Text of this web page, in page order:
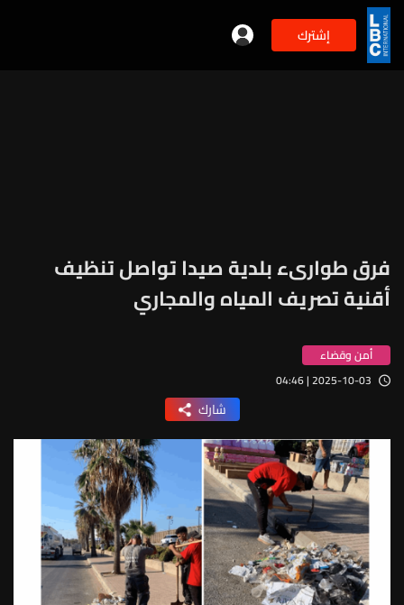
إشترك
فرق طوارىء بلدية صيدا تواصل تنظيف
أقنية تصريف المياه والمجاري
أمن وقضاء
2025-10-03 | 04:46
شارك